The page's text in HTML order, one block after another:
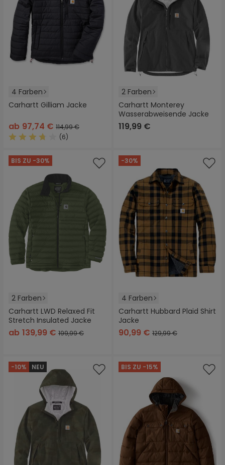
4 Farben
Carhartt Gilliam Jacke
ab 97,74 € 114,99 €
(6)
2 Farben
Carhartt Monterey
Wasserabweisende Jacke
119,99 €
BIS ZU -30%
2 Farben
Carhartt LWD Relaxed Fit
Stretch Insulated Jacke
ab 139,99 € 199,99 €
-30%
4 Farben
Carhartt Hubbard Plaid Shirt
Jacke
90,99 € 129,99 €
-10% NEU BIS ZU -15%